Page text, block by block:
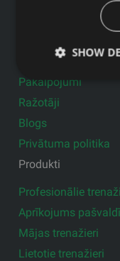
Pakalpojumi
Ražotāji
Blogs
Privātuma politika
Produkti
Profesionālie
Aprīkojums
Mājas trenažieri
Lietotie trenažieri
SHOW